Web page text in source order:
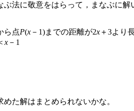
法に敬意をはらって，まなぶに解
ら点P(x －1)までの距離が2x＋3より
x －1
た解はまとめられないかな。